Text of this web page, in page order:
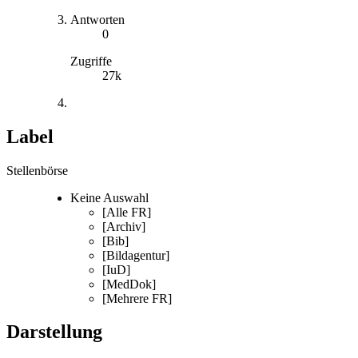
Antworten
0
Zugriffe
27k
Label
Stellenbörse
Keine Auswahl
[Alle FR]
[Archiv]
[Bib]
[Bildagentur]
[IuD]
[MedDok]
[Mehrere FR]
Darstellung